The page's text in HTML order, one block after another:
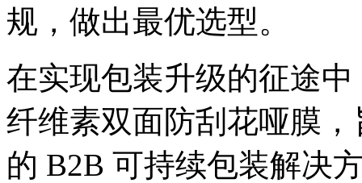
规，做出最优选型。
在实现包装升级的征途
纤维素双面防刮花哑膜
的 B2B 可持续包装解决